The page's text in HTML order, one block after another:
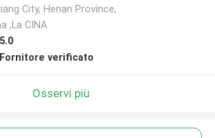
City, Henan Province,
,La CINA
5.0
Fornitore verificato
Osservi più